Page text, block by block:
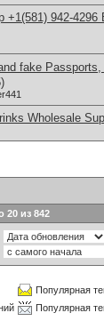
+1(581) 942-
fake
Wholesale
20 из 842
Популярная
Популярная